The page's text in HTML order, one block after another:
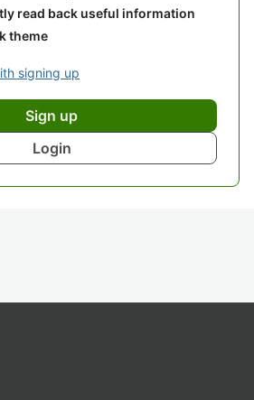
read back useful information
theme
signing up
Sign up
Login